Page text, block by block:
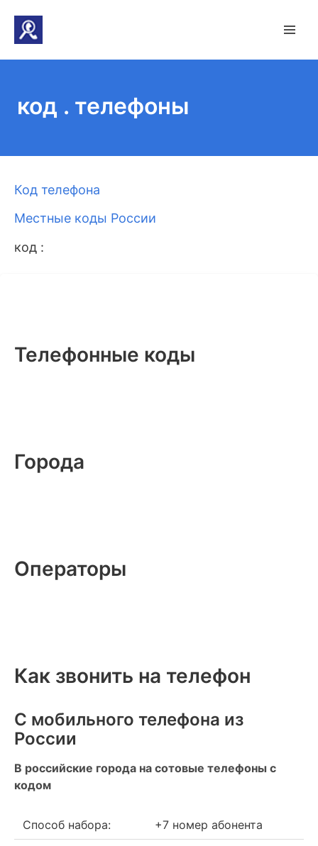
код . телефоны
Код телефона
Местные коды России
код :
Телефонные коды
Города
Операторы
Как звонить на телефон
С мобильного телефона из
России
В российские города на сотовые телефоны с
кодом
Способ набора: +7 номер абонента